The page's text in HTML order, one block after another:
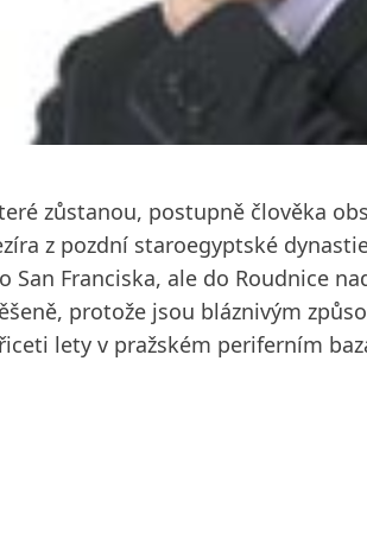
zůstanou, postupně člověka
z pozdní staroegyptské
Franciska, ale do Roudnice
protože jsou bláznivým
lety v pražském periferním